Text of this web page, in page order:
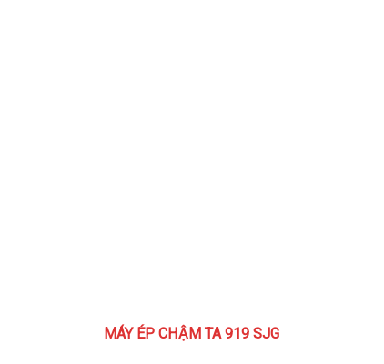
MÁY ÉP CHẬM TA 919 SJG